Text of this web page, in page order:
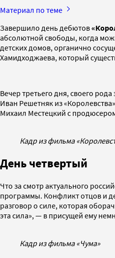
Материал по теме
Завершило день дебютов
абсолютной свободы, когда
детских домов, органично
Хамидходжаева, который
Вечер третьего дня, своего
Иван Решетняк из
Михаил Местецкий с
Кадр из фильма
День четвертый
Что за смотр актуального
программы. Конфликт отцов и
разговор о силе, которая
эта сила», — в присущей ему
Кадр из фильма «Чума»